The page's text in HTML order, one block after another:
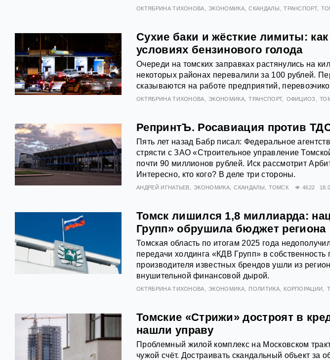
ОКТЯБРИНА ТИХОНОВА ЭКОНОМИКА СКАНДАЛЫ ТРАНСПОРТ
Сухие баки и жёсткие лимиты:
условиях бензинового голода
Очереди на томских заправках растянулись на
некоторых районах перевалили за 100 рублей.
сказываются на работе предприятий,
ОКТЯБРИНА ТИХОНОВА ЭКОНОМИКА ТРАНСПОРТ ОФИЦИОЗ
РепринтЪ. Росавиация против
Пять лет назад Бабр писал: Федеральное
стрясти с ЗАО «Строительное управление
почти 90 миллионов рублей. Иск рассмотрит
Интересно, кто кого? В деле три стороны.
АНДРЕЙ ИГНАТЬЕВ ЭКОНОМИКА СКАНДАЛЫ ТОМСК 4622
Томск лишился 1,8 миллиарда:
Групп» обрушила бюджет региона
Томская область по итогам 2025 года
передачи холдинга «КДВ Групп» в собственность
производителя известных брендов ушли из
внушительной финансовой дырой.
ОКТЯБРИНА ТИХОНОВА ЭКОНОМИКА ПОЛИТИКА КОРПОРАЦИИ
Томские «Стрижи» достроят в
нашли управу
Проблемный жилой комплекс на Московском
чужой счёт. Достраивать скандальный объект за